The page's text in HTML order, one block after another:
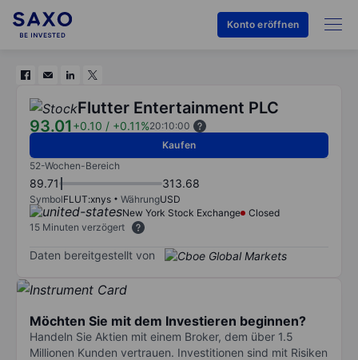
Konto eröffnen
Flutter Entertainment PLC
93.01+0.10 / +0.11%20:10:00
Kaufen
52-Wochen-Bereich
89.71 313.68
SymbolFLUT:xnys WährungUSD
New York Stock Exchange
Closed
15 Minuten verzögert
Daten bereitgestellt von
Möchten Sie mit dem Investieren beginnen?
Handeln Sie Aktien mit einem Broker, dem über 1.5
Millionen Kunden vertrauen. Investitionen sind mit Risiken